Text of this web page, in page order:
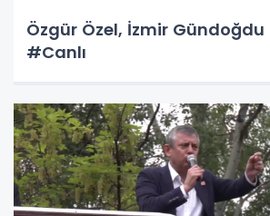
Özgür Özel, İzmir
#Canlı